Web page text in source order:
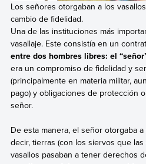
Los señores otorgaban a los
cambio de fidelidad.
Una de las instituciones más
vasallaje. Este consistía en un
entre dos hombres libres: el
era un compromiso de fidelidad y
(principalmente en materia militar,
pago) y obligaciones de protección
señor.
De esta manera, el señor otorgaba a
decir, tierras (con los siervos que
vasallos pasaban a tener derechos